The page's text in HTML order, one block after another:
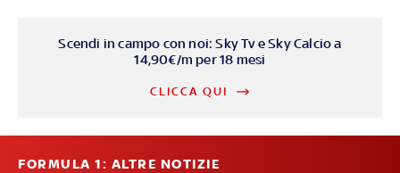
Scendi in campo con noi: Sky Tv e Sky Calcio a
14,90€/m per 18 mesi
CLICCA QUI
FORMULA 1: ALTRE NOTIZIE